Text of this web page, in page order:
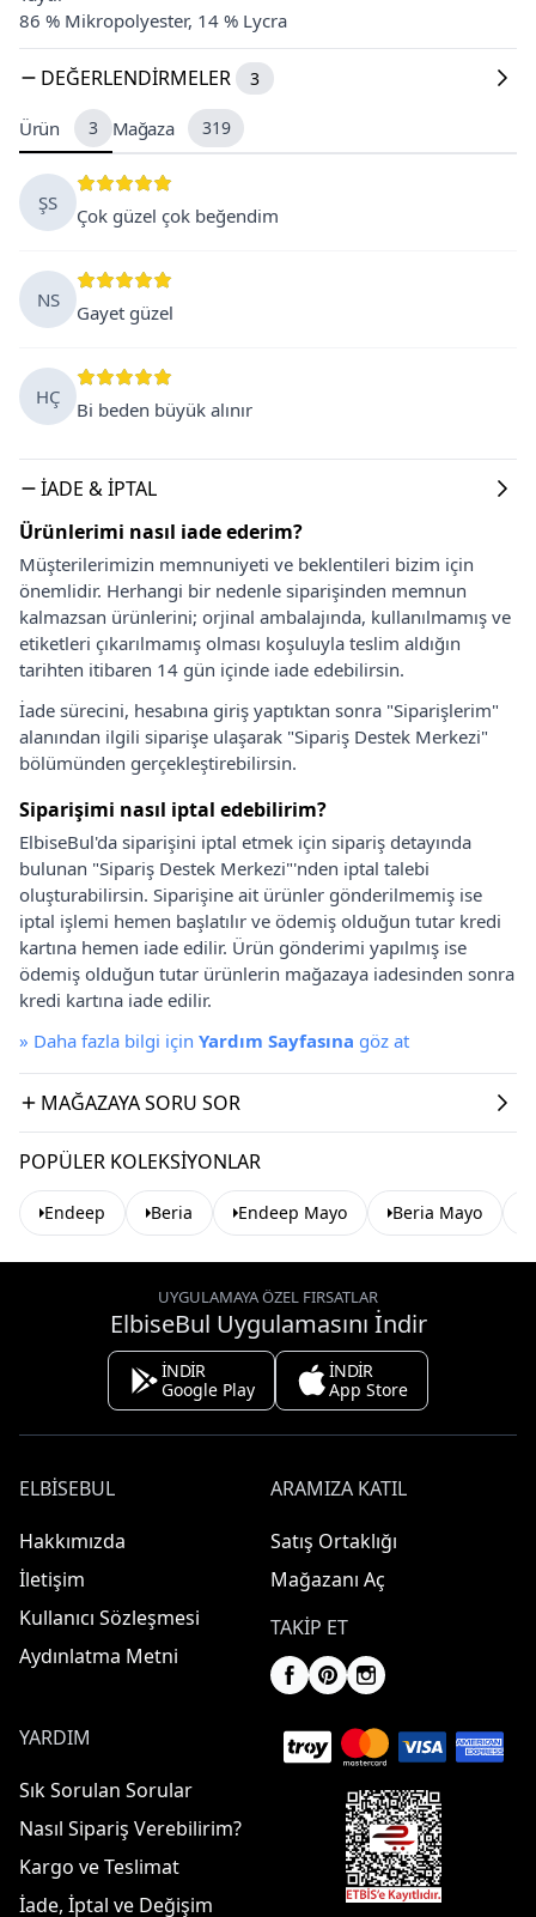
86 % Mikropolyester, 14 % Lycra
DEĞERLENDIRMELER 3
Ürün 3 Mağaza 319
ŞS
Çok güzel çok beğendim
NS
Gayet güzel
HÇ
Bi beden büyük alınır
İADE & İPTAL
Ürünlerimi nasıl iade ederim?
Müşterilerimizin memnuniyeti ve beklentileri bizim için
önemlidir. Herhangi bir nedenle siparişinden memnun
kalmazsan ürünlerini; orjinal ambalajında, kullanılmamış ve
etiketleri çıkarılmamış olması koşuluyla teslim aldığın
tarihten itibaren 14 gün içinde iade edebilirsin.
İade sürecini, hesabına giriş yaptıktan sonra "Siparişlerim"
alanından ilgili siparişe ulaşarak "Sipariş Destek Merkezi"
bölümünden gerçekleştirebilirsin.
Siparişimi nasıl iptal edebilirim?
ElbiseBul'da siparişini iptal etmek için sipariş detayında
bulunan "Sipariş Destek Merkezi"'nden iptal talebi
oluşturabilirsin. Siparişine ait ürünler gönderilmemiş ise
iptal işlemi hemen başlatılır ve ödemiş olduğun tutar kredi
kartına hemen iade edilir. Ürün gönderimi yapılmış ise
ödemiş olduğun tutar ürünlerin mağazaya iadesinden sonra
kredi kartına iade edilir.
» Daha fazla bilgi için Yardım Sayfasına göz at
MAĞAZAYA SORU SOR
POPÜLER KOLEKSIYONLAR
Endeep Beria Endeep Mayo Beria Mayo
UYGULAMAYA ÖZEL FIRSATLAR
ElbiseBul Uygulamasını İndir
İNDİR
Google Play
İNDİR
App Store
ELBISEBUL
Hakkımızda
İletişim
Kullanıcı Sözleşmesi
Aydınlatma Metni
ARAMIZA KATIL
Satış Ortaklığı
Mağazanı Aç
TAKIP ET
YARDIM
Sık Sorulan Sorular
Nasıl Sipariş Verebilirim?
Kargo ve Teslimat
İade, İptal ve Değişim